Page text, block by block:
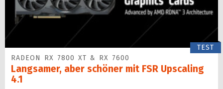
TEST
RADEON RX 7800 XT & RX 7600
Langsamer, aber schöner mit FSR Upscaling
4.1